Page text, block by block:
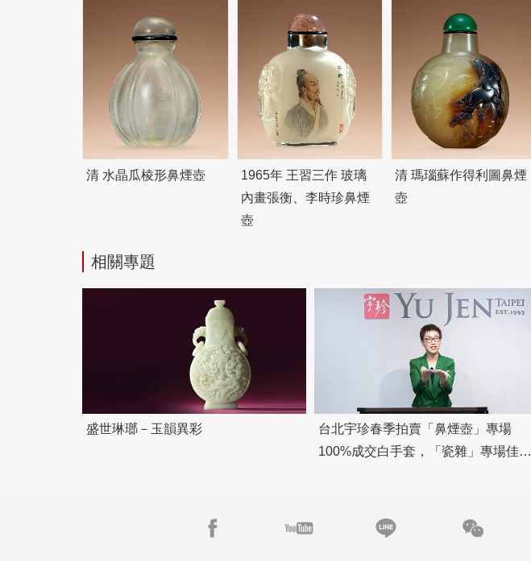
清 水晶瓜棱形鼻煙壺
1965年 王習三作 玻璃
內畫張衡、李時珍鼻煙
壺
清 瑪瑙蘇作得利圖鼻煙
壺
相關專題
盛世琳瑯－玉韻異彩
台北宇珍春季拍賣「鼻煙壺」專場
100%成交白手套，「瓷雜」專場佳績